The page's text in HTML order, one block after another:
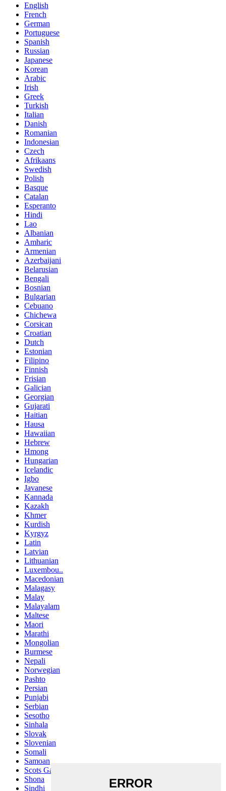
English
French
German
Portuguese
Spanish
Russian
Japanese
Korean
Arabic
Irish
Greek
Turkish
Italian
Danish
Romanian
Indonesian
Czech
Afrikaans
Swedish
Polish
Basque
Catalan
Esperanto
Hindi
Lao
Albanian
Amharic
Armenian
Azerbaijani
Belarusian
Bengali
Bosnian
Bulgarian
Cebuano
Chichewa
Corsican
Croatian
Dutch
Estonian
Filipino
Finnish
Frisian
Galician
Georgian
Gujarati
Haitian
Hausa
Hawaiian
Hebrew
Hmong
Hungarian
Icelandic
Igbo
Javanese
Kannada
Kazakh
Khmer
Kurdish
Kyrgyz
Latin
Latvian
Lithuanian
Luxembou..
Macedonian
Malagasy
Malay
Malayalam
Maltese
Maori
Marathi
Mongolian
Burmese
Nepali
Norwegian
Pashto
Persian
Punjabi
Serbian
Sesotho
Sinhala
Slovak
Slovenian
Somali
Samoan
Scots Gaelic
Shona
Sindhi